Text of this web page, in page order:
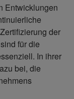
Entwicklungen
der
für die
In ihrer
bei, die